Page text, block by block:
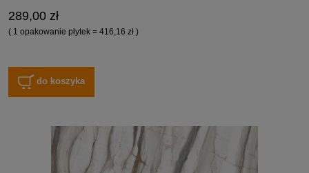
289,00 zł
( 1 opakowanie płytek = 416,16 zł )
do koszyka